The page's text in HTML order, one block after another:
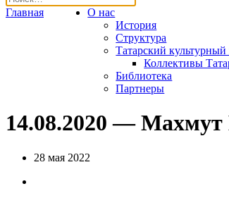
Главная
О нас
История
Структура
Татарский культурный
Коллективы
Библиотека
Партнеры
14.08.2020 — Махмут
28 мая 2022